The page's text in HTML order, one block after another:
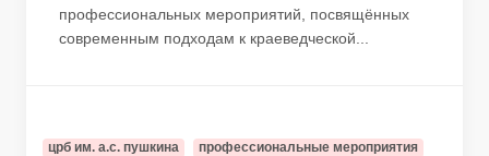
профессиональных мероприятий, посвящённых
современным подходам к краеведческой...
црб им. а.с. пушкина
профессиональные мероприятия